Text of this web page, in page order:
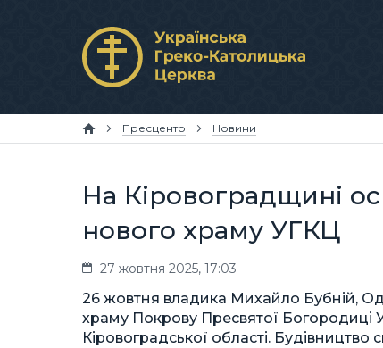
Пресцентр Новини
На Кіровоградщині
нового храму УГКЦ
27 жовтня 2025, 17:03
26 жовтня владика Михайло Бубній,
храму Покрову Пресвятої Богородиці
Кіровоградської області.